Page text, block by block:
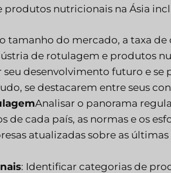
nutricionais na Ásia
tamanho do mercado, a taxa
de rotulagem e produtos
desenvolvimento futuro e se
se destacarem entre seus
Analisar o panorama
de cada país, as normas e os
atualizadas sobre as
: Identificar categorias de